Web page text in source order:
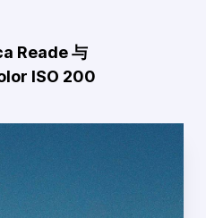
Reade 与
ISO 200